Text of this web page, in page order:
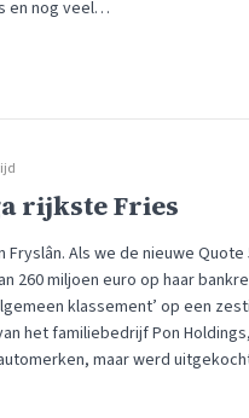
en nog veel…
rijkste Fries
Als we de nieuwe Quote
260 miljoen euro op haar
klassement’ op een
het familiebedrijf Pon
maar werd